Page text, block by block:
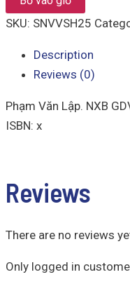
Học
12
SKU: SNVVSH25
Description
Reviews (0)
Phạm Văn Lập. NXB
ISBN: x
Reviews
There are no reviews
Only logged in